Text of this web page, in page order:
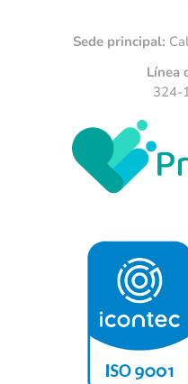
Sede principal:
Línea
324-